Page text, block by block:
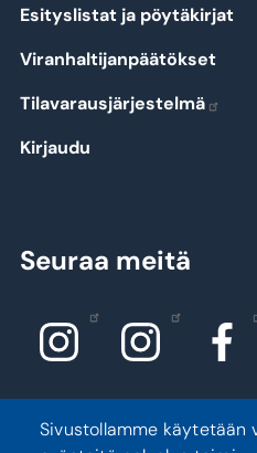
Esityslistat ja pöytäkirjat
Viranhaltijanpäätökset
Tilavarausjärjestelmä
Kirjaudu
Seuraa meitä
Sivustollamme käytetään